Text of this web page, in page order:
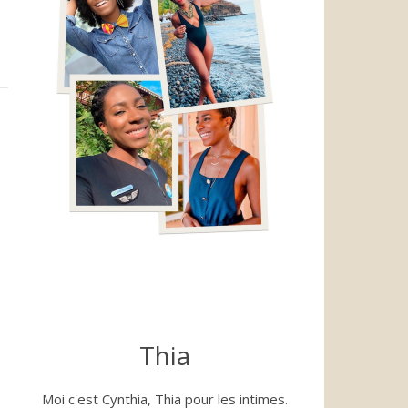
Thia
Moi c'est Cynthia, Thia pour les intimes.